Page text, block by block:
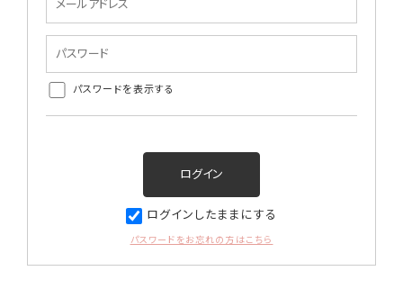
パスワードを表示する
ログインしたままにする
パスワードをお忘れの方はこちら